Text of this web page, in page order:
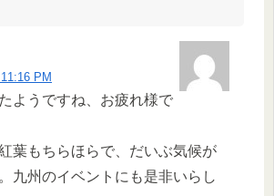
PM
ようですね、お疲れ様で
葉もちらほらで、だいぶ気候が
九州のイベントにも是非いらし